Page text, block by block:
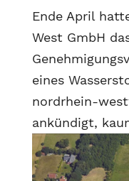
Ende April
West GmbH
eines
nordrhein-
ankündigt,